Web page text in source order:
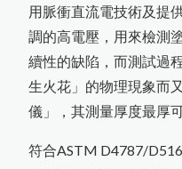
混凝土水分計
其它水分計
塗膜鉛筆硬度計
針孔測試儀
噴砂及表面檢測設備
MFFT 最低成膜溫度儀
油漆塗料相關檢測儀器
洛氏硬度試驗機
橡膠硬度計
精密切割機
金相研磨抛光機
水份計
PH 酸鹼度計
電導度計
水質檢測儀器
氣體偵測器
輻射偵測器
量
L-600統計型膜厚計
用脈衝直流電技術及提
調的高電壓，用來檢測
續性的缺陷，而測試過
生火花」的物理現象而
儀」，其測量厚度最厚
符合ASTM D4787/